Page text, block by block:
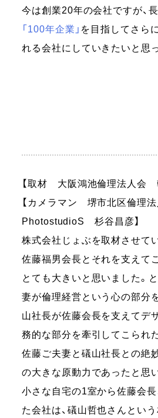
今は創業20年の会社ですが、
「100年企業」 を目指してさら
れる会社にしていきたいと思
【取材 大阪鴻池倫理法人会
【カメラマン 堺市北区倫理
PhotostudioS 杉谷昌彦】
株式会社じょぶを取材させて
佐藤福男会長とそれを支えて
とても大きいと思いました。
妻が倫理経営という心の部分
山社長が佐藤会長を支えてデ
務的な部分を牽引してこられ
佐藤ご夫妻と礒山社長との絶
の大きな原動力であったと思い
小さな自宅の1室から佐藤会
た会社は、礒山哲也さんとい